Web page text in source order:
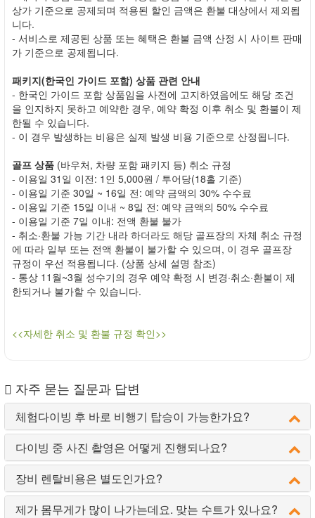
상가 기준으로 공제되며 적용된 할인 금액은 환불 대상에서 제외됩
니다.
- 서비스로 제공된 상품 또는 혜택은 환불 금액 산정 시 사이트 판매
가 기준으로 공제됩니다.
패키지(한국인 가이드 포함) 상품 관련 안내
- 한국인 가이드 포함 상품임을 사전에 고지하였음에도 해당 조건
을 인지하지 못하고 예약한 경우, 예약 확정 이후 취소 및 환불이 제
한될 수 있습니다.
- 이 경우 발생하는 비용은 실제 발생 비용 기준으로 산정됩니다.
골프 상품 (바우처, 차량 포함 패키지 등) 취소 규정
- 이용일 31일 이전: 1인 5,000원 / 투어당(18홀 기준)
- 이용일 기준 30일 ~ 16일 전: 예약 금액의 30% 수수료
- 이용일 기준 15일 이내 ~ 8일 전: 예약 금액의 50% 수수료
- 이용일 기준 7일 이내: 전액 환불 불가
- 취소·환불 가능 기간 내라 하더라도 해당 골프장의 자체 취소 규정
에 따라 일부 또는 전액 환불이 불가할 수 있으며, 이 경우 골프장
규정이 우선 적용됩니다. (상품 상세 설명 참조)
- 통상 11월~3월 성수기의 경우 예약 확정 시 변경·취소·환불이 제
한되거나 불가할 수 있습니다.
<<자세한 취소 및 환불 규정 확인>>
자주 묻는 질문과 답변
체험다이빙 후 바로 비행기 탑승이 가능한가요?
다이빙 중 사진 촬영은 어떻게 진행되나요?
장비 렌탈비용은 별도인가요?
제가 몸무게가 많이 나가는데요. 맞는 수트가 있나요?